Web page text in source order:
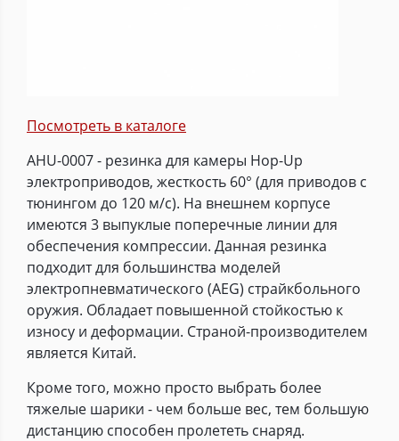
Посмотреть в каталоге
AHU-0007 - резинка для камеры Hop-Up
электроприводов, жесткость 60° (для приводов с
тюнингом до 120 м/с). На внешнем корпусе
имеются 3 выпуклые поперечные линии для
обеспечения компрессии. Данная резинка
подходит для большинства моделей
электропневматического (AEG) страйкбольного
оружия. Обладает повышенной стойкостью к
износу и деформации. Страной-производителем
является Китай.
Кроме того, можно просто выбрать более
тяжелые шарики - чем больше вес, тем большую
дистанцию способен пролететь снаряд.